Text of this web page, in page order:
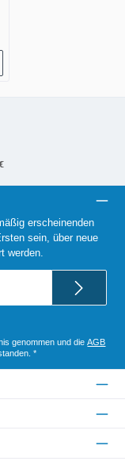
erscheinenden
sein, über neue
werden.
genommen und dieAGB
*